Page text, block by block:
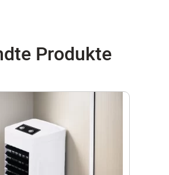
Produkte